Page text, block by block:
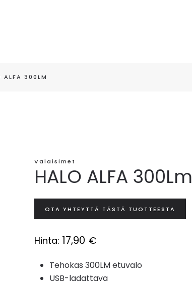
ALFA 300LM
Valaisimet
HALO ALFA 300Lm
OTA YHTEYTTÄ TÄSTÄ TUOTTEESTA
Hinta: 17,90 €
Tehokas 300LM etuvalo
USB-ladattava